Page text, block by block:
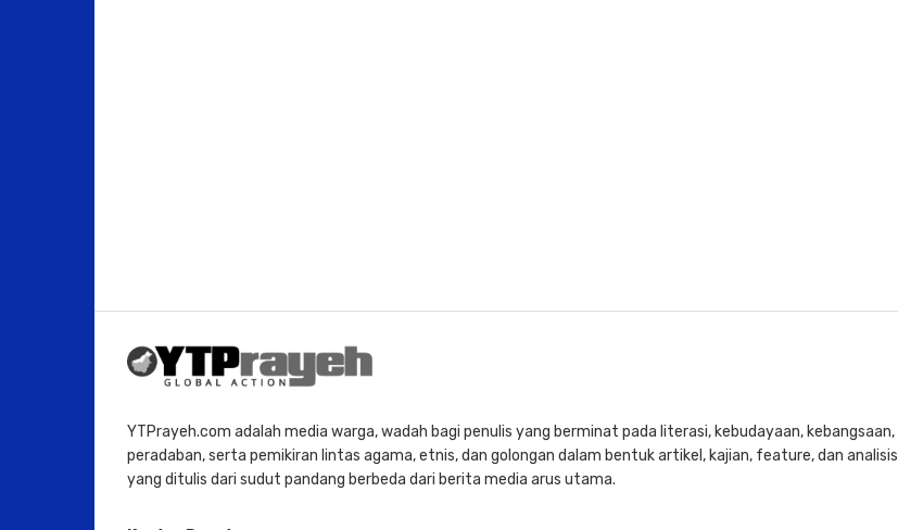
YTPrayeh.com adalah media warga, wadah bagi penulis yang berminat pada literasi, kebudayaan, kebangsaan,
peradaban, serta pemikiran lintas agama, etnis, dan golongan dalam bentuk artikel, kajian, feature, dan analisis
yang ditulis dari sudut pandang berbeda dari berita media arus utama.